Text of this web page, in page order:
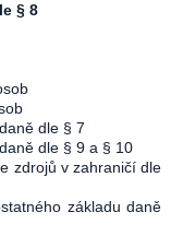
§ 8
dle § 7
dle § 9 a § 10
zdrojů v zahraničí dle
základu daně